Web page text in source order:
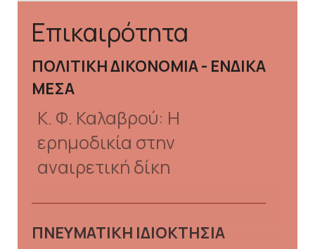
Επικαιρότητα
ΠΟΛΙΤΙΚΗ ΔΙΚΟΝΟΜΙΑ - ΕΝΔΙΚΑ
ΜΕΣΑ
Κ. Φ. Καλαβρού: Η
ερημοδικία στην
αναιρετική δίκη
ΠΝΕΥΜΑΤΙΚΗ ΙΔΙΟΚΤΗΣΙΑ